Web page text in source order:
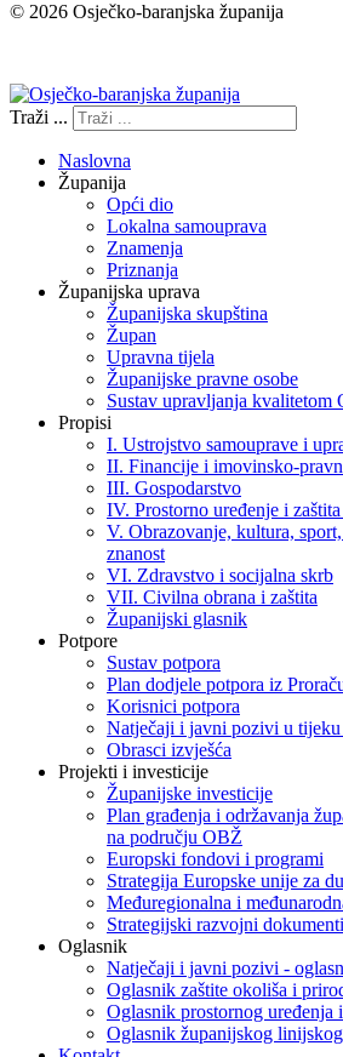
© 2026 Osječko-baranjska županija
Traži ...
Naslovna
Županija
Opći dio
Lokalna samouprava
Znamenja
Priznanja
Županijska uprava
Županijska skupština
Župan
Upravna tijela
Županijske pravne osobe
Sustav upravljanja kvalitetom
Propisi
I. Ustrojstvo samouprave i
II. Financije i imovinsko-
III. Gospodarstvo
IV. Prostorno uređenje i
V. Obrazovanje, kultura,
znanost
VI. Zdravstvo i socijalna skrb
VII. Civilna obrana i zaštita
Županijski glasnik
Potpore
Sustav potpora
Plan dodjele potpora iz
Korisnici potpora
Natječaji i javni pozivi u tijeku
Obrasci izvješća
Projekti i investicije
Županijske investicije
Plan građenja i održavanja
na području OBŽ
Europski fondovi i programi
Strategija Europske unije za
Međuregionalna i
Strategijski razvojni dokumenti
Oglasnik
Natječaji i javni pozivi -
Oglasnik zaštite okoliša i
Oglasnik prostornog uređenja
Oglasnik županijskog